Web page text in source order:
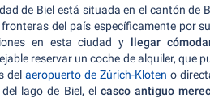
de Biel está situada en el cantón de
del país específicamente por
en esta ciudad y llegar
reservar un coche de alquiler, que
del aeropuerto de Zúrich-Kloten o
lago de Biel, el casco antiguo